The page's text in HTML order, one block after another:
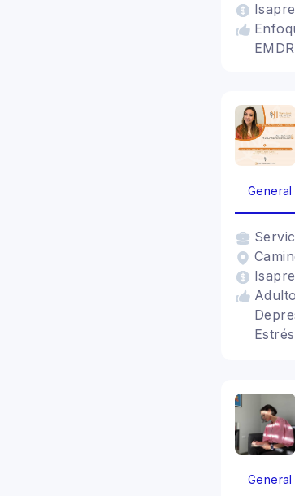
Isapre
General
Isapre
General